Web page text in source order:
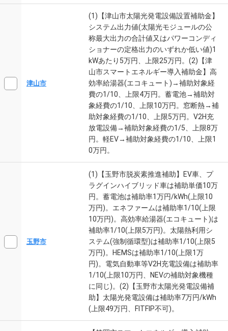
津山市
(1)【津山市太陽光発電設備設置補助金】
システム出力値(太陽光モジュールの公
称最大出力の合計値又はパワーコンディ
ショナーの定格出力のいずれか低い値)1
kWあたり5万円、上限25万円。(2)【津
山市スマートエネルギー導入補助金】高
効率給湯器(エコキュート)→補助対象経
費の1/10、上限4万円。蓄電池→補助対
象経費の1/10、上限10万円。窓断熱→補
助対象経費の1/10、上限5万円。V2H充
放電設備→補助対象経費の1/5、上限8万
円。軽EV→補助対象経費の1/10、上限1
0万円。
玉野市
(1)【玉野市脱炭素推進補助】EV車、プ
ラグインハイブリッド車は補助単価10万
円。蓄電池は補助率1万円/kWh(上限10
万円)。エネファームは補助率1/10(上限
10万円)。高効率給湯器(エコキュート)は
補助率1/10(上限5万円)。太陽熱利用シ
ステム(強制循環型)は補助率1/10(上限5
万円)。HEMSは補助率1/10(上限1万
円)。電気自動車等V2H充電設備は補助率
1/10(上限10万円、NEVの補助対象機種
に同じ)。(2)【玉野市太陽光発電設備補
助】太陽光発電設備は補助率7万円/kWh
(上限49万円、FITFIP不可)。